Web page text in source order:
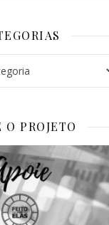
O PROJETO